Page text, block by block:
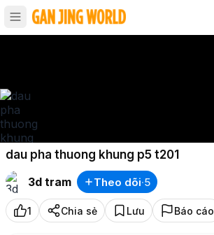
dau pha thuong khung p5 t201
3d tram
Theo dõi·5
1 Chia sẻ Lưu Báo cáo